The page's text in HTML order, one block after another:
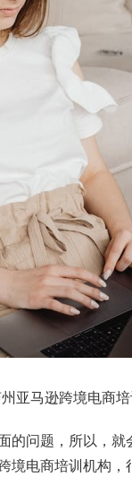
亚马逊跨境电商
的问题，所以，
电商培训机构，